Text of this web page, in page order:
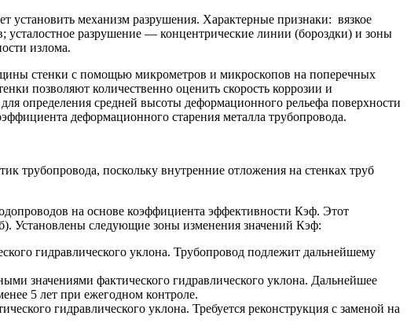
установить механизм разрушения. Характерные признаки: вязкое
разрушение — концентрические линии (бороздки) и зоны
излома.
стенки с помощью микрометров и микроскопов на поперечных
позволяют количественно оценить скорость коррозии и
определения средней высоты деформационного рельефа поверхности
деформационного старения металла трубопровода.
трубопровода, поскольку внутренние отложения на стенках труб
на основе коэффициента эффективности Кэф. Этот
Установлены следующие зоны изменения значений Кэф:
гидравлического уклона. Трубопровод подлежит дальнейшему
значениями фактического гидравлического уклона. Дальнейшее
5 лет при ежегодном контроле.
гидравлического уклона. Требуется реконструкция с заменой на